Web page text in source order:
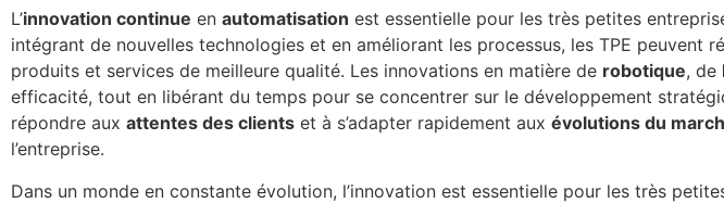
L’innovation continue en automatisation est essentielle pour les très petites
intégrant de nouvelles technologies et en améliorant les processus, les TPE peuvent
produits et services de meilleure qualité. Les innovations en matière de robotique, de
efficacité, tout en libérant du temps pour se concentrer sur le développement
répondre aux attentes des clients et à s’adapter rapidement aux évolutions du
l’entreprise.
Dans un monde en constante évolution, l’innovation est essentielle pour les très